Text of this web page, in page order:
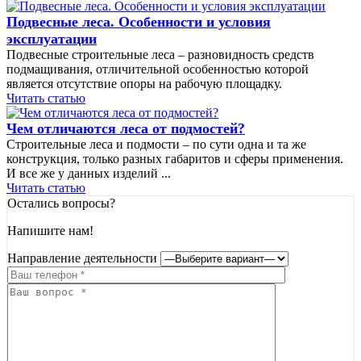
Подвесные леса. Особенности и условия
эксплуатации
Подвесные строительные леса – разновидность средств
подмащивания, отличительной особенностью которой
является отсутствие опоры на рабочую площадку.
Читать статью
Чем отличаются леса от подмостей?
Строительные леса и подмости – по сути одна и та же
конструкция, только разных габаритов и сферы применения.
И все же у данных изделий ...
Читать статью
Остались вопросы?
Напишите нам!
Направление деятельности